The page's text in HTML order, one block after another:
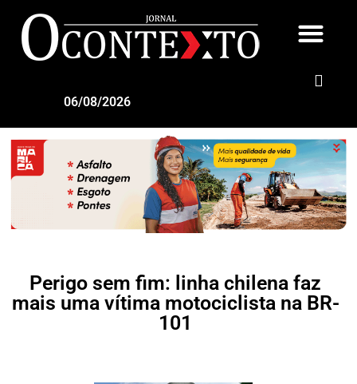
06/08/2026
Perigo sem fim: linha chilena faz
mais uma vítima motociclista na BR-
101